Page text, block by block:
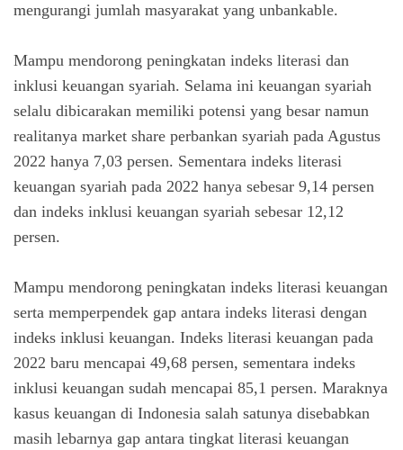
mengurangi jumlah masyarakat yang unbankable.
Mampu mendorong peningkatan indeks literasi dan
inklusi keuangan syariah. Selama ini keuangan syariah
selalu dibicarakan memiliki potensi yang besar namun
realitanya market share perbankan syariah pada Agustus
2022 hanya 7,03 persen. Sementara indeks literasi
keuangan syariah pada 2022 hanya sebesar 9,14 persen
dan indeks inklusi keuangan syariah sebesar 12,12
persen.
Mampu mendorong peningkatan indeks literasi keuangan
serta memperpendek gap antara indeks literasi dengan
indeks inklusi keuangan. Indeks literasi keuangan pada
2022 baru mencapai 49,68 persen, sementara indeks
inklusi keuangan sudah mencapai 85,1 persen. Maraknya
kasus keuangan di Indonesia salah satunya disebabkan
masih lebarnya gap antara tingkat literasi keuangan